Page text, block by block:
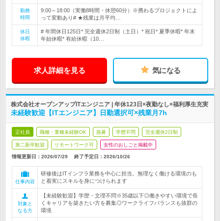
勤務
時間
9:00～18:00（実働8時間・休憩60分）※携わるプロジェクトによ
って変動あり# ★残業は月平均…
休日
休暇
# 年間休日125日* 完全週休2日制（土日）* 祝日* 夏季休暇* 年末
年始休暇* 有給休暇（10…
求人詳細を見る 気になる
株式会社オープンアップITエンジニア | 年休123日×夜勤なし×福利厚生充実
未経験歓迎【ITエンジニア】日勤選択可×残業月7h
正社員 職種・業種未経験OK 急募 学歴不問 完全週休2日制
第二新卒歓迎 リモートワーク可 女性のおしごと掲載中
情報更新日：2026/07/29 終了予定日： 2026/10/26
仕事内容
研修後はITインフラ業務を中心に担当。無理なく働ける環境のも
と着実にスキルを身につけられます
対象と
なる方
【未経験歓迎】学歴・文理不問※35歳以下◎働きやすい環境で長
くキャリアを築きたい方を募集◎ワークライフバランスも抜群の
環境